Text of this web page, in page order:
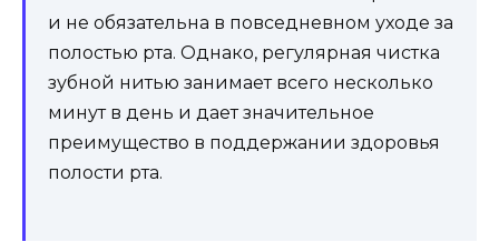
и не обязательна в повседневном уходе за
полостью рта. Однако, регулярная чистка
зубной нитью занимает всего несколько
минут в день и дает значительное
преимущество в поддержании здоровья
полости рта.